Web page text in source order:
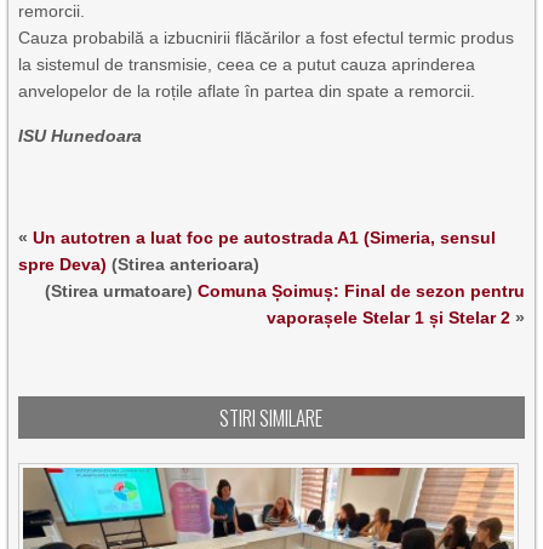
remorcii.
Cauza probabilă a izbucnirii flăcărilor a fost efectul termic produs
la sistemul de transmisie, ceea ce a putut cauza aprinderea
anvelopelor de la roțile aflate în partea din spate a remorcii.
ISU Hunedoara
«Un autotren a luat foc pe autostrada A1 (Simeria, sensul
spre Deva) (Stirea anterioara)
(Stirea urmatoare) Comuna Șoimuș: Final de sezon pentru
vaporașele Stelar 1 și Stelar 2»
STIRI SIMILARE